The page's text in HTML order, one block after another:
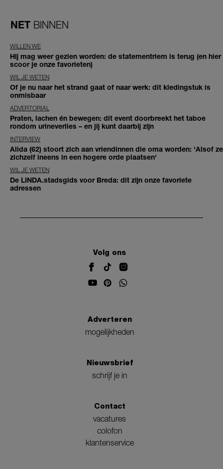
NET BINNEN
WILLEN WE
Hij mag weer gezien worden: de statementriem is terug (en hier
scoor je onze favorieten)
WIL JE WETEN
Of je nu naar het strand gaat of naar werk: dit kledingstuk is
onmisbaar
ADVERTORIAL
Praten, lachen én bewegen: dit event doorbreekt het taboe
rondom urineverlies – en jij kunt daarbij zijn
INTERVIEW
Alida (62) stoort zich aan vriendinnen die oma worden: 'Alsof ze
zichzelf ineens in een hogere orde plaatsen'
WIL JE WETEN
De LINDA.stadsgids voor Breda: dit zijn onze favoriete
adressen
Volg ons
Adverteren
mogelijkheden
Nieuwsbrief
schrijf je in
Contact
vacatures
colofon
klantenservice